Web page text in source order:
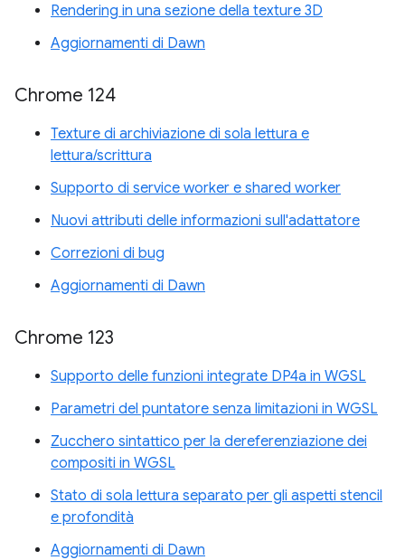
Rendering in una sezione della texture 3D
Aggiornamenti di Dawn
Chrome 124
Texture di archiviazione di sola lettura e
lettura/scrittura
Supporto di service worker e shared worker
Nuovi attributi delle informazioni sull'adattatore
Correzioni di bug
Aggiornamenti di Dawn
Chrome 123
Supporto delle funzioni integrate DP4a in WGSL
Parametri del puntatore senza limitazioni in WGSL
Zucchero sintattico per la dereferenziazione dei
compositi in WGSL
Stato di sola lettura separato per gli aspetti stencil
e profondità
Aggiornamenti di Dawn